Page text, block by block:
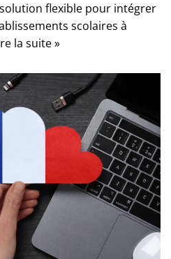
flexible pour intégrer
scolaires à
la suite »